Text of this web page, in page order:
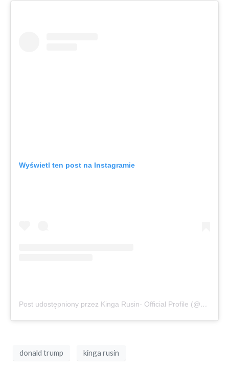
Wyświetl ten post na Instagramie
Post udostępniony przez Kinga Rusin- Official Profile (@kingarusin)
donald trump kinga rusin